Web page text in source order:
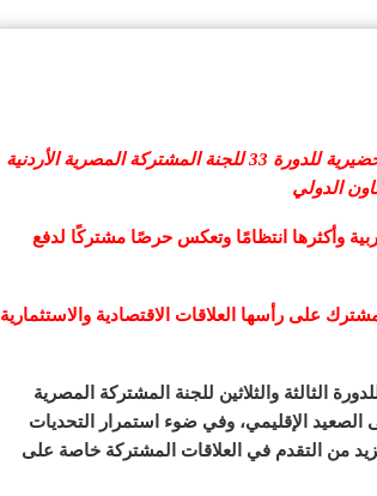
تعزيزًا للعلاقات المُشتركة بين البلدين الشقيقين.. انطلاق الأعمال التحضيرية للدورة 33 للجنة المشتركة المصرية الأردنية
الدولي
وأكثرها انتظامًا وتعكس حرصًا مشتركًا لدفع
على رأسها العلاقات الاقتصادية والاستثمارية
الثالثة والثلاثين للجنة المشتركة المصرية
الصعيد الإقليمي، وفي ضوء استمرار التحديات
من التقدم في العلاقات المشتركة خاصة على